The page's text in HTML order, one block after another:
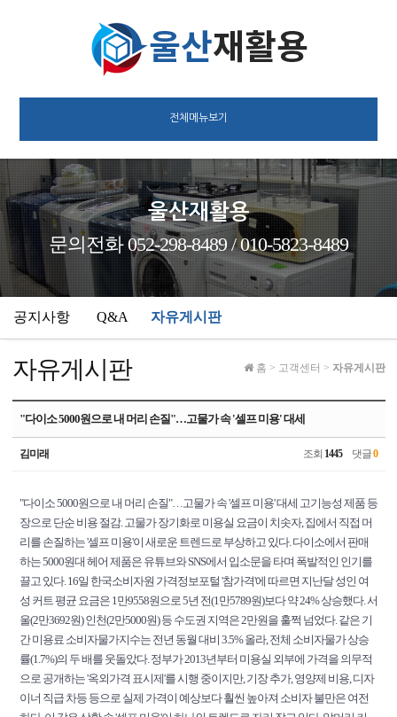
전체메뉴보기
울산재활용
문의전화 052-298-8489 / 010-5823-8489
공지사항 Q&A 자유게시판
자유게시판 홈 > 고객센터 > 자유게시판
"다이소 5000원으로 내 머리 손질"…고물가 속 '셀프 미용' 대세
김미래 조회 1445댓글0
"다이소 5000원으로 내 머리 손질"…고물가 속 '셀프 미용' 대세 고기능성 제품 등
장으로 단순 비용 절감. 고물가 장기화로 미용실 요금이 치솟자, 집에서 직접 머
리를 손질하는 '셀프 미용'이 새로운 트렌드로 부상하고 있다. 다이소에서 판매
하는 5000원대 헤어 제품은 유튜브와 SNS에서 입소문을 타며 폭발적인 인기를
끌고 있다. 16일 한국소비자원 가격정보포털 '참가격'에 따르면 지난달 성인 여
성 커트 평균 요금은 1만9558원으로 5년 전(1만5789원)보다 약 24% 상승했다. 서
울(2만3692원) 인천(2만5000원) 등 수도권 지역은 2만원을 훌쩍 넘었다. 같은 기
간 미용료 소비자물가지수는 전년 동월 대비 3.5% 올라, 전체 소비자물가 상승
률(1.7%)의 두 배를 웃돌았다. 정부가 2013년부터 미용실 외부에 가격을 의무적
으로 공개하는 '옥외가격 표시제'를 시행 중이지만, 기장 추가, 영양제 비용, 디자
이너 직급 차등 등으로 실제 가격이 예상보다 훨씬 높아져 소비자 불만은 여전